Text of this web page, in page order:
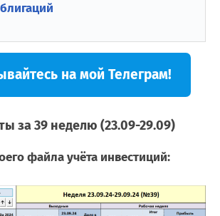
на мой Телеграм!
за 39 неделю (23.09-29.09)
файла учёта инвестиций: